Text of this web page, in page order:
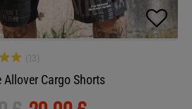
Allover Cargo Shorts